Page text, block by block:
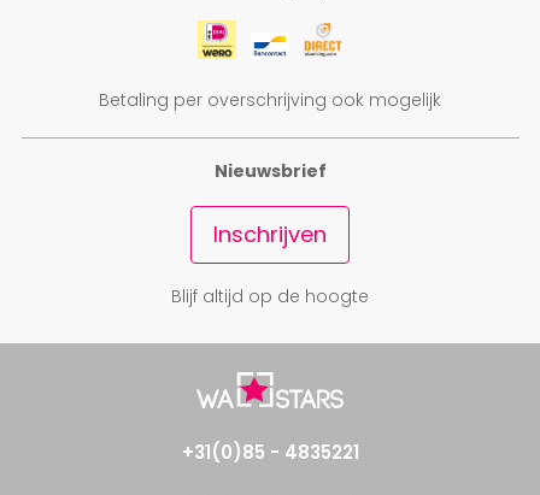
Betaling per overschrijving ook mogelijk
Nieuwsbrief
Inschrijven
Blijf altijd op de hoogte
+31(0)85 - 4835221